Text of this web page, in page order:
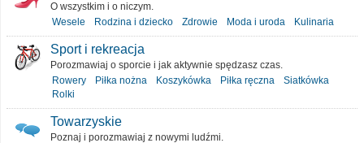
O wszystkim i o niczym.
Wesele
Rodzina i dziecko Zdrowie Moda i uroda Kulinaria
Sport i rekreacja
Porozmawiaj o sporcie i jak aktywnie spędzasz czas.
Rowery
Piłka nożna Koszykówka Piłka ręczna
Siatkówka
Rolki
Towarzyskie
Poznaj i porozmawiaj z nowymi ludźmi.